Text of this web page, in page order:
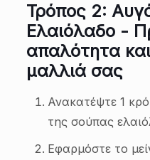
Τρόπος 2:
Ελαιόλαδο -
απαλότητα
μαλλιά σας
Ανακατέψτε 1
της σούπας
Εφαρμόστε το